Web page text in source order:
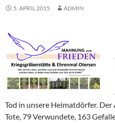
5. APRIL 2015 ADMIN
Tod in unsere Heimatdörfer.
Tote, 79 Verwundete, 163